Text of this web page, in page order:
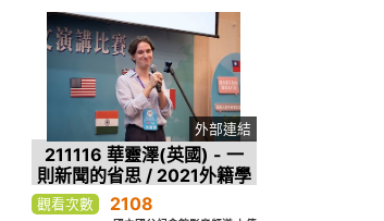
外部連結
211116 華靈澤(英國) - 一
則新聞的省思 / 2021外籍學
生華語文演講比賽 第四名
觀看次數 2108